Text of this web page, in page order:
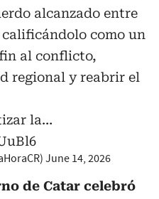
alcanzado entre
como un
al conflicto,
regional y reabrir el
la…
June 14, 2026
de Catar celebró